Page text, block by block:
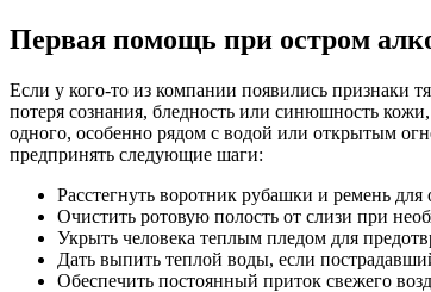
Первая помощь при остром
Если у кого-то из компании появились признаки
потеря сознания, бледность или синюшность
одного, особенно рядом с водой или открытым
предпринять следующие шаги:
Расстегнуть воротник рубашки и ремень для
Очистить ротовую полость от слизи при
Укрыть человека теплым пледом для
Дать выпить теплой воды, если
Обеспечить постоянный приток свежего